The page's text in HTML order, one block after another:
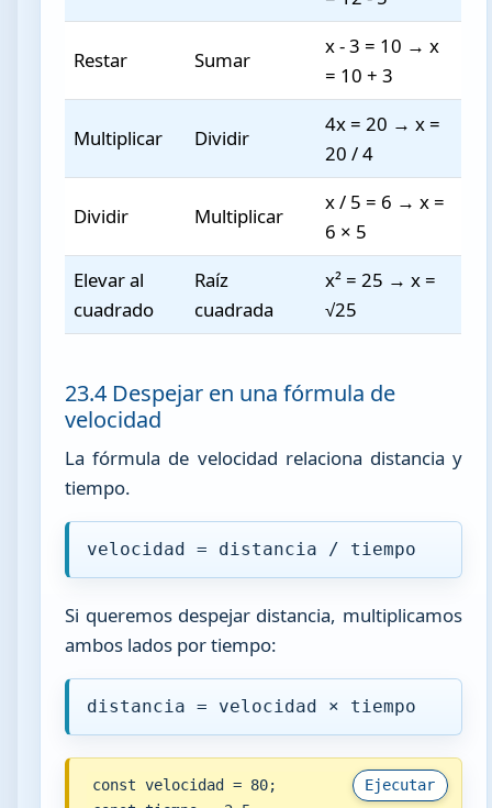
Restar Sumar
x - 3 = 10 → x
= 10 + 3
Multiplicar Dividir
4x = 20 → x =
20 / 4
Dividir Multiplicar
x / 5 = 6 → x =
6 × 5
Elevar al
cuadrado
Raíz
cuadrada
x² = 25 → x =
√25
23.4 Despejar en una fórmula de
velocidad
La fórmula de velocidad relaciona distancia y
tiempo.
velocidad = distancia / tiempo
Si queremos despejar distancia, multiplicamos
ambos lados por tiempo:
distancia = velocidad × tiempo
Ejecutar
const velocidad = 80;